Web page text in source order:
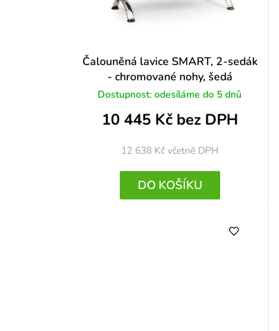
Čalouněná lavice SMART, 2-sedák
- chromované nohy, šedá
Dostupnost: odesíláme do 5 dnů
10 445 Kč bez DPH
12 638 Kč včetně DPH
DO KOŠÍKU